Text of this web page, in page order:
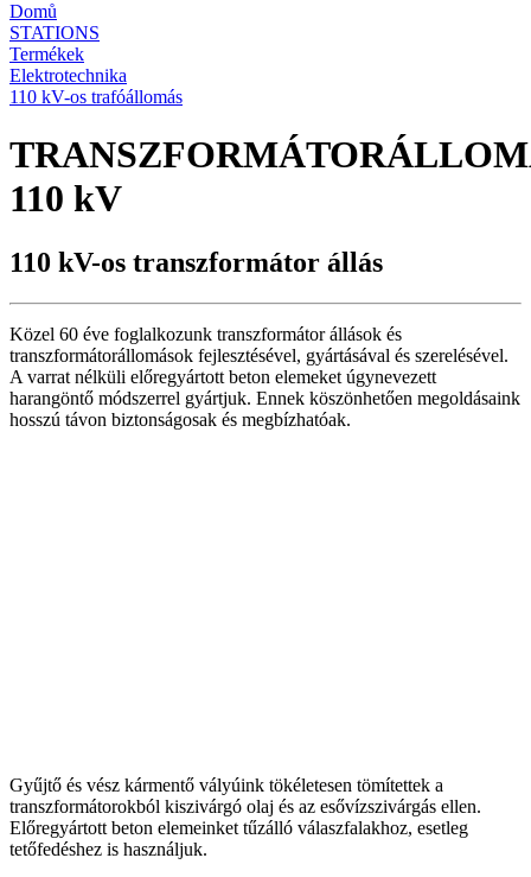
Domů
STATIONS
Termékek
Elektrotechnika
110 kV-os trafóállomás
110 kV
110 kV-os transzformátor állás
Közel 60 éve foglalkozunk transzformátor állások és
transzformátorállomások fejlesztésével, gyártásával és szerelésével.
A varrat nélküli előregyártott beton elemeket úgynevezett
harangöntő módszerrel gyártjuk. Ennek köszönhetően megoldásaink
hosszú távon biztonságosak és megbízhatóak.
Gyűjtő és vész kármentő vályúink tökéletesen tömítettek a
transzformátorokból kiszivárgó olaj és az esővízszivárgás ellen.
Előregyártott beton elemeinket tűzálló válaszfalakhoz, esetleg
tetőfedéshez is használjuk.